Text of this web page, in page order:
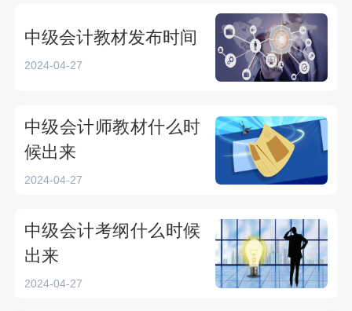
中级会计教材发布时间
2024-04-27
中级会计师教材什么时
候出来
2024-04-27
中级会计考纲什么时候
出来
2024-04-27